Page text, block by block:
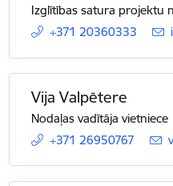
Izglītības satura projektu
+371 20360333
Vija Valpētere
Nodaļas vadītāja vietniece
+371 26950767